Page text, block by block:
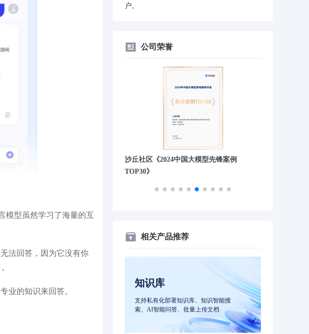
模型虽然学习了海量的互
法回答，因为它没有你
业的知识来回答。
户。
公司荣誉
《中国智能客服市场份额》第四
沙丘社区《2024中国大模型先锋案例
TOP30》
相关产品推荐
知识库
支持私有化部署知识库、知识智能搜
索、AI智能问答、批量上传文档